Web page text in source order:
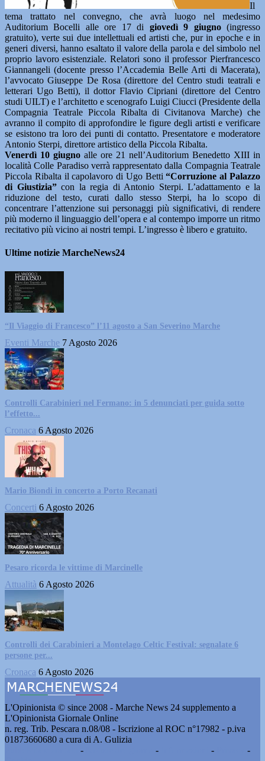
Il
tema trattato nel convegno, che avrà luogo nel medesimo
Auditorium Bocelli alle ore 17 di giovedì 9 giugno(ingresso
gratuito), verte sui due intellettuali ed artisti che, pur in epoche e in
generi diversi, hanno esaltato il valore della parola e del simbolo nel
proprio lavoro esistenziale. Relatori sono il professor Pierfrancesco
Giannangeli (docente presso l’Accademia Belle Arti di Macerata),
l’avvocato Giuseppe De Rosa (direttore del Centro studi teatrali e
letterari Ugo Betti), il dottor Flavio Cipriani (direttore del Centro
studi UILT) e l’architetto e scenografo Luigi Ciucci (Presidente della
Compagnia Teatrale Piccola Ribalta di Civitanova Marche) che
avranno il compito di approfondire le figure degli artisti e verificare
se esistono tra loro dei punti di contatto. Presentatore e moderatore
Antonio Sterpi, direttore artistico della Piccola Ribalta.
Venerdì 10 giugno alle ore 21 nell’Auditorium Benedetto XIII in
località Colle Paradiso verrà rappresentato dalla Compagnia Teatrale
Piccola Ribalta il capolavoro di Ugo Betti“Corruzione al Palazzo
di Giustizia”con la regia di Antonio Sterpi. L’adattamento e la
riduzione del testo, curati dallo stesso Sterpi, ha lo scopo di
concentrare l’attenzione sui personaggi più significativi, di rendere
più moderno il linguaggio dell’opera e al contempo imporre un ritmo
recitativo più vicino ai nostri tempi. L’ingresso è libero e gratuito.
Ultime notizie MarcheNews24
“Il Viaggio di Francesco” l’11 agosto a San Severino Marche
Eventi Marche 7 Agosto 2026
Controlli Carabinieri nel Fermano: in 5 denunciati per guida sotto
l’effetto...
Cronaca 6 Agosto 2026
Mario Biondi in concerto a Porto Recanati
Concerti 6 Agosto 2026
Pesaro ricorda le vittime di Marcinelle
Attualità 6 Agosto 2026
Controlli dei Carabinieri a Montelago Celtic Festival: segnalate 6
persone per...
Cronaca 6 Agosto 2026
L'Opinionista © since 2008 - Marche News 24 supplemento a
L'Opinionista Giornale Online
n. reg. Trib. Pescara n.08/08 - Iscrizione al ROC n°17982 - p.iva
01873660680 a cura di A. Gulizia
- - -
-